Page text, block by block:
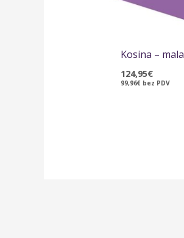
Kosina – mala
124,95€
99,96€ bez PDV